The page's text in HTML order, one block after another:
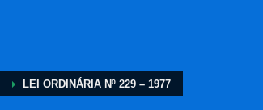
LEI ORDINÁRIA Nº 229 – 1977